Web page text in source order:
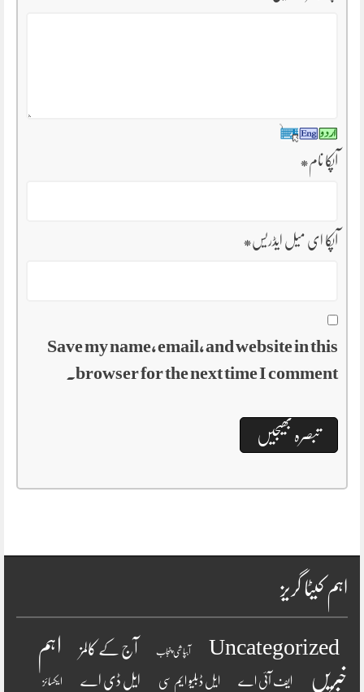
آپکا نام*
آپکا ای میل ایڈریس*
Save my name, email, and website in this
browser for the next time I comment.
اہم کیٹا گریز
Uncategorized آبپاشی پنجاب آج کے کالمز
اہم
خبریں
ایف آئی اے ایل ڈبلیو ایم سی ایل ڈی اے ایکسائز